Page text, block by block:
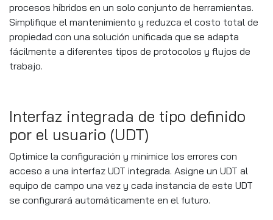
procesos híbridos en un solo conjunto de herramientas.
Simplifique el mantenimiento y reduzca el costo total de
propiedad con una solución unificada que se adapta
fácilmente a diferentes tipos de protocolos y flujos de
trabajo.
Interfaz integrada de tipo definido
por el usuario (UDT)
Optimice la configuración y minimice los errores con
acceso a una interfaz UDT integrada. Asigne un UDT al
equipo de campo una vez y cada instancia de este UDT
se configurará automáticamente en el futuro.